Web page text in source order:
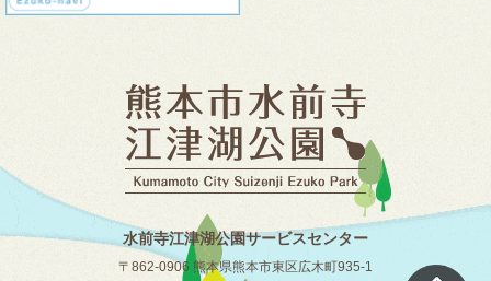
水前寺江津湖公園サービスセンター
〒862-0906 熊本県熊本市東区広木町935-1